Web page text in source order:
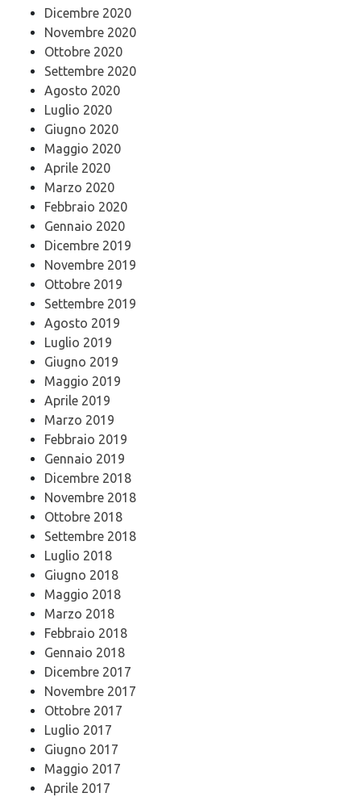
Dicembre 2020
Novembre 2020
Ottobre 2020
Settembre 2020
Agosto 2020
Luglio 2020
Giugno 2020
Maggio 2020
Aprile 2020
Marzo 2020
Febbraio 2020
Gennaio 2020
Dicembre 2019
Novembre 2019
Ottobre 2019
Settembre 2019
Agosto 2019
Luglio 2019
Giugno 2019
Maggio 2019
Aprile 2019
Marzo 2019
Febbraio 2019
Gennaio 2019
Dicembre 2018
Novembre 2018
Ottobre 2018
Settembre 2018
Luglio 2018
Giugno 2018
Maggio 2018
Marzo 2018
Febbraio 2018
Gennaio 2018
Dicembre 2017
Novembre 2017
Ottobre 2017
Luglio 2017
Giugno 2017
Maggio 2017
Aprile 2017